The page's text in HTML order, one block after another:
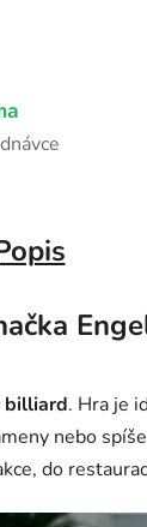
billiard. Hra je
nebo
do